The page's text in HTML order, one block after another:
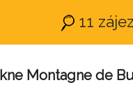
11
Montagne de